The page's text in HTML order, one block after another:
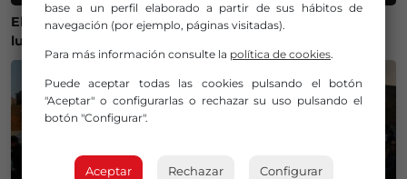
El Gobierno lanza un visor web para encontrar el mejor
lugar donde ver el eclipse solar del 12 de agosto
base a un perfil elaborado a partir de sus hábitos de
navegación (por ejemplo, páginas visitadas).
Para más información consulte la política de cookies.
Puede aceptar todas las cookies pulsando el botón
"Aceptar" o configurarlas o rechazar su uso pulsando el
botón "Configurar".
Aceptar Rechazar Configurar